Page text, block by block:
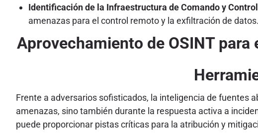
Identificación de la Infraestructura de Comando y
amenazas para el control remoto y la exfiltración de datos.
Aprovechamiento de OSINT
Frente a adversarios sofisticados, la inteligencia de fuentes
amenazas, sino también durante la respuesta activa a
puede proporcionar pistas críticas para la atribución y